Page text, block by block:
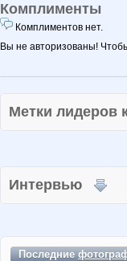
Комплименты
Комплиментов нет.
Вы не авторизованы!
Метки
Интервью
Последние